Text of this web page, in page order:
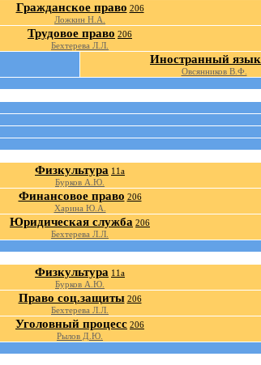
Гражданское право 206
Ложкин Н.А.
Трудовое право 206
Бехтерева Л.Л.
Иностранный язык
Овсянников В.Ф.
Физкультура 11а
Бурков А.Ю.
Финансовое право 206
Харина Ю.А.
Юридическая служба 206
Бехтерева Л.Л.
Физкультура 11а
Бурков А.Ю.
Право соц.защиты 206
Бехтерева Л.Л.
Уголовный процесс 206
Рылов Д.Ю.